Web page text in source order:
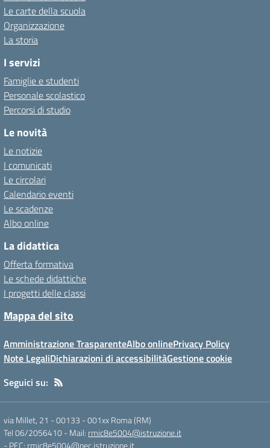
Le carte della scuola
Organizzazione
La storia
I servizi
Famiglie e studenti
Personale scolastico
Percorsi di studio
Le novità
Le notizie
I comunicati
Le circolari
Calendario eventi
Le scadenze
Albo online
La didattica
Offerta formativa
Le schede didattiche
I progetti delle classi
Mappa del sito
Amministrazione TrasparenteAlbo onlinePrivacy Policy
Note LegaliDichiarazioni di accessibilitàGestione cookie
Seguici su:
via Millet, 21 - 00133 -001xx Roma (RM)
Tel 06/2056410- Mail: rmic8e5004@istruzione.it
- PEC: rmic8e5004@pec.istruzione.it